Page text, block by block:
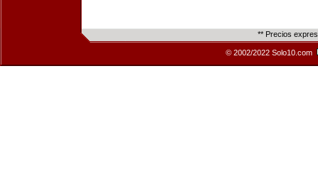
** Precios
© 2002/2022 Solo10.com